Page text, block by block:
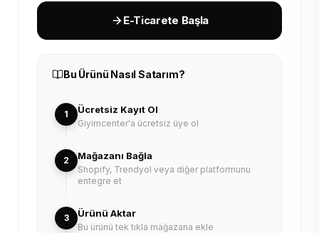
E-Ticarete Başla
Bu Ürünü Nasıl Satarım?
1 Ücretsiz Kayıt Ol
Giyimcenter'a ücretsiz üye ol
2 Mağazanı Bağla
Shopify, Trendyol veya diğer platformunu
entegre et
3 Ürünü Aktar
Bu ürünü tek tıkla mağazana ekle